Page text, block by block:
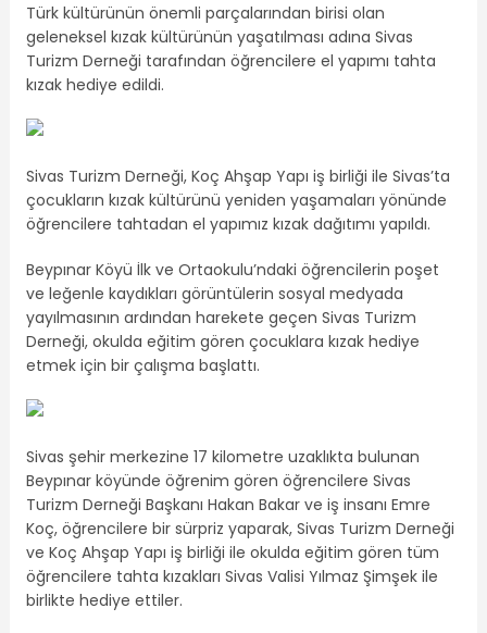
Türk kültürünün önemli parçalarından birisi olan
geleneksel kızak kültürünün yaşatılması adına Sivas
Turizm Derneği tarafından öğrencilere el yapımı tahta
kızak hediye edildi.
Sivas Turizm Derneği, Koç Ahşap Yapı iş birliği ile Sivas’ta
çocukların kızak kültürünü yeniden yaşamaları yönünde
öğrencilere tahtadan el yapımız kızak dağıtımı yapıldı.
Beypınar Köyü İlk ve Ortaokulu’ndaki öğrencilerin poşet
ve leğenle kaydıkları görüntülerin sosyal medyada
yayılmasının ardından harekete geçen Sivas Turizm
Derneği, okulda eğitim gören çocuklara kızak hediye
etmek için bir çalışma başlattı.
Sivas şehir merkezine 17 kilometre uzaklıkta bulunan
Beypınar köyünde öğrenim gören öğrencilere Sivas
Turizm Derneği Başkanı Hakan Bakar ve iş insanı Emre
Koç, öğrencilere bir sürpriz yaparak, Sivas Turizm Derneği
ve Koç Ahşap Yapı iş birliği ile okulda eğitim gören tüm
öğrencilere tahta kızakları Sivas Valisi Yılmaz Şimşek ile
birlikte hediye ettiler.